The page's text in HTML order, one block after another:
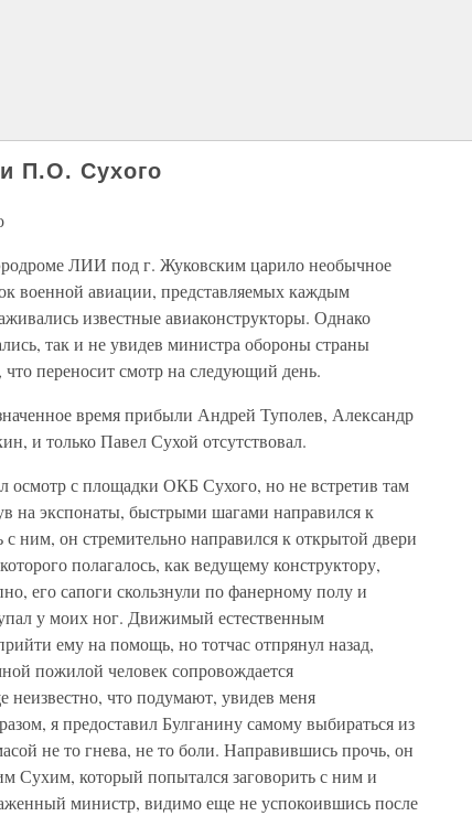
П.О. Сухого
ЛИИ под г. Жуковским царило необычное
военной авиации, представляемых каждым
известные авиаконструкторы. Однако
так и не увидев министра обороны страны
переносит смотр на следующий день.
время прибыли Андрей Туполев, Александр
и только Павел Сухой отсутствовал.
осмотр с площадки ОКБ Сухого, но не встретив там
на экспонаты, быстрыми шагами направился к
ним, он стремительно направился к открытой двери
полагалось, как ведущему конструктору,
его сапоги скользнули по фанерному полу и
у моих ног. Движимый естественным
ему на помощь, но тотчас отпрянул назад,
пожилой человек сопровождается
что подумают, увидев меня
я предоставил Булганину самому выбираться из
не то гнева, не то боли. Направившись прочь, он
Сухим, который попытался заговорить с ним и
министр, видимо еще не успокоившись после